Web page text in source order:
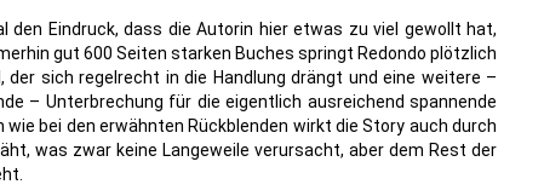
den Eindruck, dass die Autorin hier etwas zu viel gewollt hat,
gut 600 Seiten starken Buches springt Redondo plötzlich
der sich regelrecht in die Handlung drängt und eine weitere –
– Unterbrechung für die eigentlich ausreichend spannende
bei den erwähnten Rückblenden wirkt die Story auch durch
was zwar keine Langeweile verursacht, aber dem Rest der